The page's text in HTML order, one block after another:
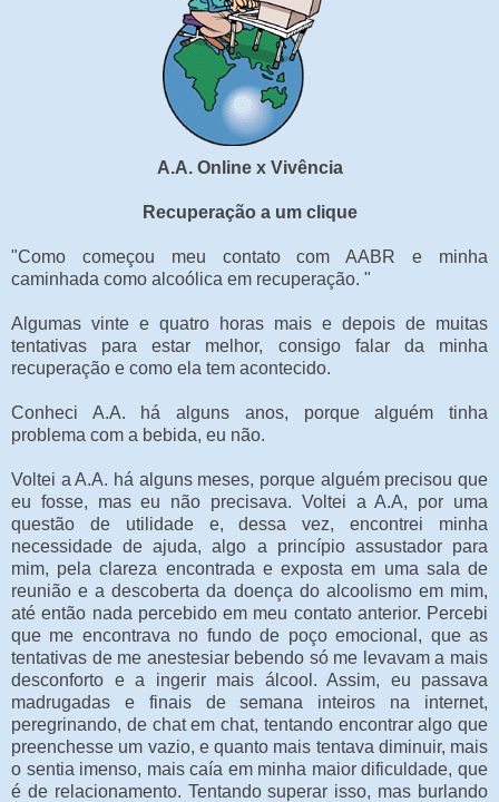
A.A. Online x Vivência
Recuperação a um clique
"Como começou meu contato com AABR e minha
caminhada como alcoólica em recuperação. "
Algumas vinte e quatro horas mais e depois de muitas
tentativas para estar melhor, consigo falar da minha
recuperação e como ela tem acontecido.
Conheci A.A. há alguns anos, porque alguém tinha
problema com a bebida, eu não.
Voltei a A.A. há alguns meses, porque alguém precisou que
eu fosse, mas eu não precisava. Voltei a A.A, por uma
questão de utilidade e, dessa vez, encontrei minha
necessidade de ajuda, algo a princípio assustador para
mim, pela clareza encontrada e exposta em uma sala de
reunião e a descoberta da doença do alcoolismo em mim,
até então nada percebido em meu contato anterior. Percebi
que me encontrava no fundo de poço emocional, que as
tentativas de me anestesiar bebendo só me levavam a mais
desconforto e a ingerir mais álcool. Assim, eu passava
madrugadas e finais de semana inteiros na internet,
peregrinando, de chat em chat, tentando encontrar algo que
preenchesse um vazio, e quanto mais tentava diminuir, mais
o sentia imenso, mais caía em minha maior dificuldade, que
é de relacionamento. Tentando superar isso, mas burlando